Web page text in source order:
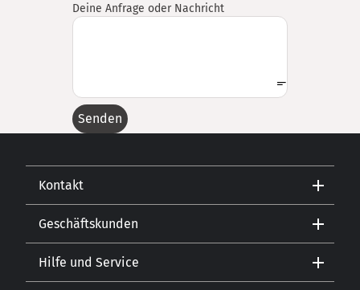
Deine Anfrage oder Nachricht
Senden
Kontakt
Öffnungszeiten
Geschäftskunden
Gastronomie
Getränkehandel
Hilfe und Service